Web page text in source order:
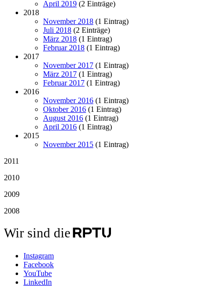
April 2019 (2 Einträge)
2018
November 2018 (1 Eintrag)
Juli 2018 (2 Einträge)
März 2018 (1 Eintrag)
Februar 2018 (1 Eintrag)
2017
November 2017 (1 Eintrag)
März 2017 (1 Eintrag)
Februar 2017 (1 Eintrag)
2016
November 2016 (1 Eintrag)
Oktober 2016 (1 Eintrag)
August 2016 (1 Eintrag)
April 2016 (1 Eintrag)
2015
November 2015 (1 Eintrag)
2011
2010
2009
2008
Wir sind die
Instagram
Facebook
YouTube
LinkedIn